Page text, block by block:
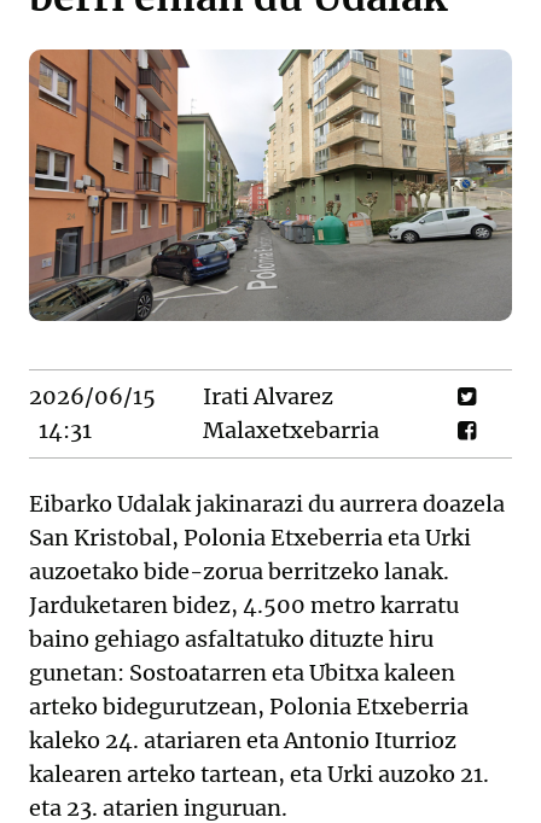
2026/06/15
14:31
Irati Alvarez
Malaxetxebarria
Eibarko Udalak jakinarazi du aurrera doazela
San Kristobal, Polonia Etxeberria eta Urki
auzoetako bide-zorua berritzeko lanak.
Jarduketaren bidez, 4.500 metro karratu
baino gehiago asfaltatuko dituzte hiru
gunetan: Sostoatarren eta Ubitxa kaleen
arteko bidegurutzean, Polonia Etxeberria
kaleko 24. atariaren eta Antonio Iturrioz
kalearen arteko tartean, eta Urki auzoko 21.
eta 23. atarien inguruan.